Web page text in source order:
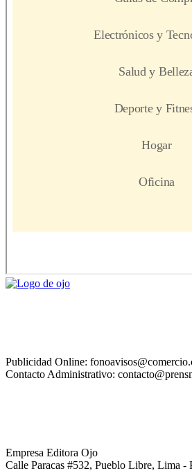
Publicidad Online:
Contacto Administrativo:
Empresa Editora Ojo
Calle Paracas #532, Pueblo Libre, Lima -